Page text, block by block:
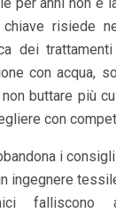
risiede
dei
con acqua,
buttare più
con
i
ingegnere
falliscono